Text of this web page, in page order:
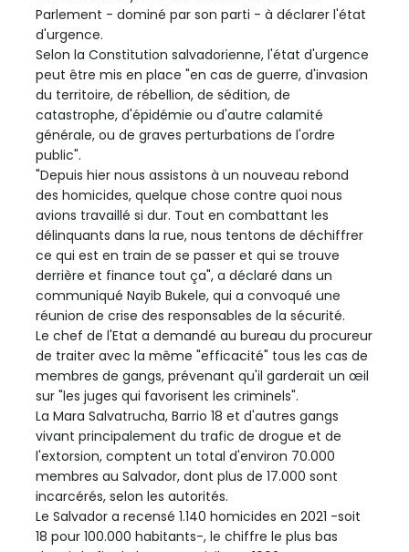
Parlement - dominé par son parti - à déclarer l'état
d'urgence.
Selon la Constitution salvadorienne, l'état d'urgence
peut être mis en place "en cas de guerre, d'invasion
du territoire, de rébellion, de sédition, de
catastrophe, d'épidémie ou d'autre calamité
générale, ou de graves perturbations de l'ordre
public".
"Depuis hier nous assistons à un nouveau rebond
des homicides, quelque chose contre quoi nous
avions travaillé si dur. Tout en combattant les
délinquants dans la rue, nous tentons de déchiffrer
ce qui est en train de se passer et qui se trouve
derrière et finance tout ça", a déclaré dans un
communiqué Nayib Bukele, qui a convoqué une
réunion de crise des responsables de la sécurité.
Le chef de l'Etat a demandé au bureau du procureur
de traiter avec la même "efficacité" tous les cas de
membres de gangs, prévenant qu'il garderait un œil
sur "les juges qui favorisent les criminels".
La Mara Salvatrucha, Barrio 18 et d'autres gangs
vivant principalement du trafic de drogue et de
l'extorsion, comptent un total d'environ 70.000
membres au Salvador, dont plus de 17.000 sont
incarcérés, selon les autorités.
Le Salvador a recensé 1.140 homicides en 2021 -soit
18 pour 100.000 habitants-, le chiffre le plus bas